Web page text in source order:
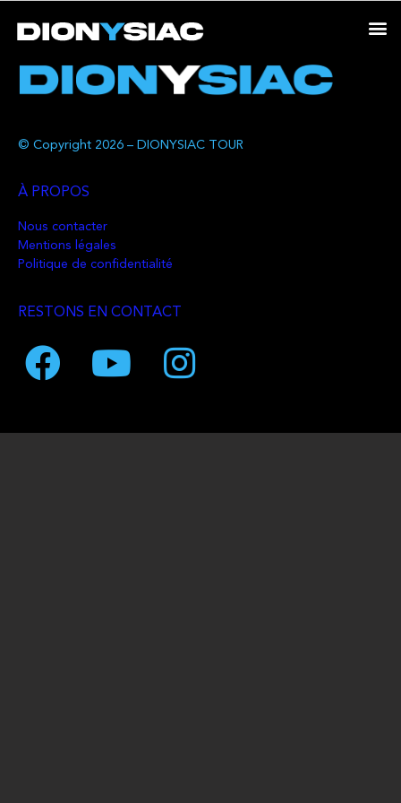
© Copyright 2026 – DIONYSIAC TOUR
À PROPOS
Nous contacter
Mentions légales
Politique de confidentialité
RESTONS EN CONTACT